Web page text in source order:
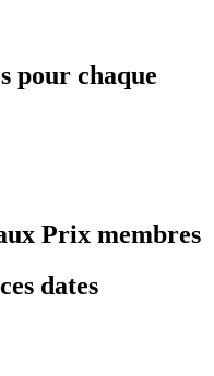
pour chaque
Prix membres
dates